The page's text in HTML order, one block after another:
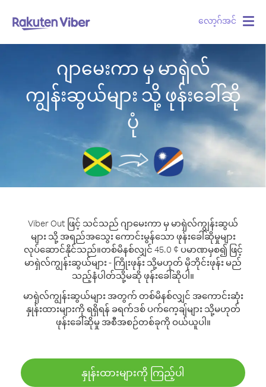
လော့ဂ်အင်
ဂျာမေးကာ မှ မာရှဲလ်
ကျွန်းဆွယ်များ သို့ ဖုန်းခေါ်ဆို
ပုံ
Viber Out ဖြင့် သင်သည် ဂျာမေးကာ မှ မာရှဲလ်ကျွန်းဆွယ်
များ သို့ အရည်အသွေး ကောင်းမွန်သော ဖုန်းခေါ်ဆိုမှုများ
လုပ်ဆောင်နိုင်သည်။တစ်မိနစ်လျှင် 45.0 ¢ ပမာဏမှစ၍ ဖြင့်
မာရှဲလ်ကျွန်းဆွယ်များ - ကြိုးဖုန်း သို့မဟုတ် မိုဘိုင်းဖုန်း မည်
သည့်နံပါတ်သို့မဆို ဖုန်းခေါ်ဆိုပါ။
မာရှဲလ်ကျွန်းဆွယ်များ အတွက် တစ်မိနစ်လျှင် အကောင်းဆုံး
နှုန်းထားများကို ရရှိရန် ခရက်ဒစ် ပက်ကေ့ချ်များ သို့မဟုတ်
ဖုန်းခေါ်ဆိုမှု အစီအစဉ်တစ်ခုကို ဝယ်ယူပါ။
နှုန်းထားများကို ကြည့်ပါ